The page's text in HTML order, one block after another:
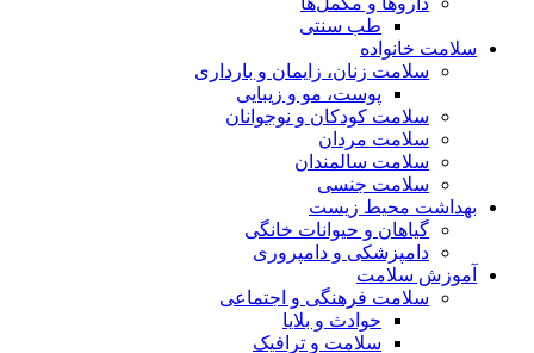
طب سنتی
سلامت خانواده
سلامت زنان، زایمان و بارداری
پوست، مو و زیبایی
سلامت کودکان و نوجوانان
سلامت مردان
سلامت سالمندان
سلامت جنسی
بهداشت محیط زیست
گیاهان و حیوانات خانگی
دامپزشکی و دامپروری
آموزش سلامت
سلامت فرهنگی و اجتماعی
حوادث و بلایا
سلامت و ترافیک